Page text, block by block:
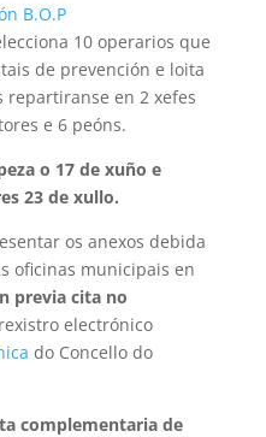
B.O.P
10 operarios que
de prevención e loita
repartiranse en 2 xefes
e 6 peóns.
o 17 de xuño e
23 de xullo.
os anexos debida
oficinas municipais en
previa cita no
electrónico
do Concello do
complementaria de